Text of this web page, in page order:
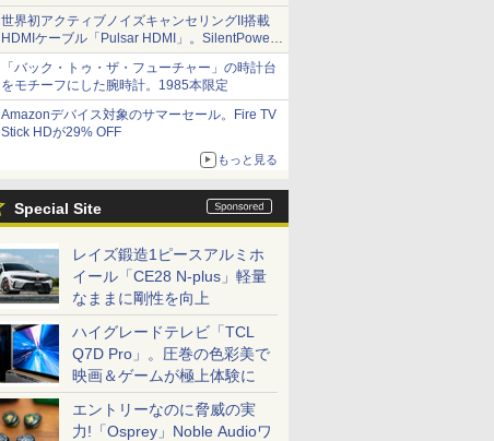
など。夏の特番・配信情報
世界初アクティブノイズキャンセリングII搭載
HDMIケーブル「Pulsar HDMI」。SilentPower
から
「バック・トゥ・ザ・フューチャー」の時計台
をモチーフにした腕時計。1985本限定
Amazonデバイス対象のサマーセール。Fire TV
Stick HDが29% OFF
もっと見る
Special Site
レイズ鍛造1ピースアルミホ
イール「CE28 N-plus」軽量
なままに剛性を向上
ハイグレードテレビ「TCL
Q7D Pro」。圧巻の色彩美で
映画＆ゲームが極上体験に
エントリーなのに脅威の実
力!「Osprey」Noble Audioワ